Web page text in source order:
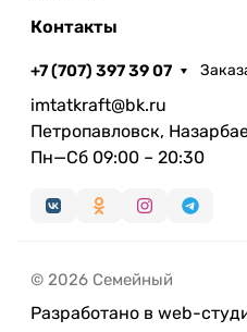
Контакты
+7 (707) 397 39 07
imtatkraft@bk.ru
Петропавловск,
Пн—Сб 09:00 – 20:30
© 2026 Семейный
Разработано в web-